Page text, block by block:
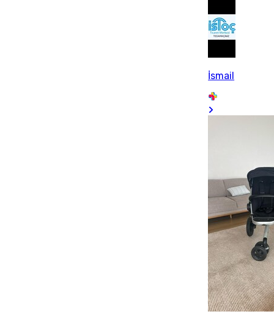
İsmail